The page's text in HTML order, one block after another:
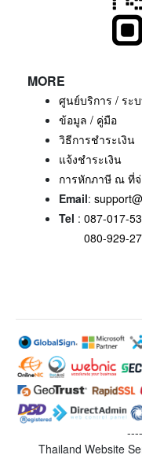
MORE
ศูนย์บริการ / ระ
ข้อมูล / คู่มือ
วิธีการชำระเงิน
แจ้งชำระเงิน
การหักภาษี ณ ที่
Email:
Tel : 087-017-
080-929-
Thailand Website